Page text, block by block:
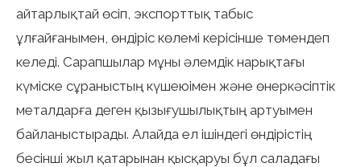
айтарлықтай өсіп, экспорттық табыс
ұлғайғанымен, өндіріс көлемі керісінше төмендеп
келеді. Сарапшылар мұны әлемдік нарықтағы
күміске сұраныстың күшеюімен және өнеркәсіптік
металдарға деген қызығушылықтың артуымен
байланыстырады. Алайда ел ішіндегі өндірістің
бесінші жыл қатарынан қысқаруы бұл саладағы